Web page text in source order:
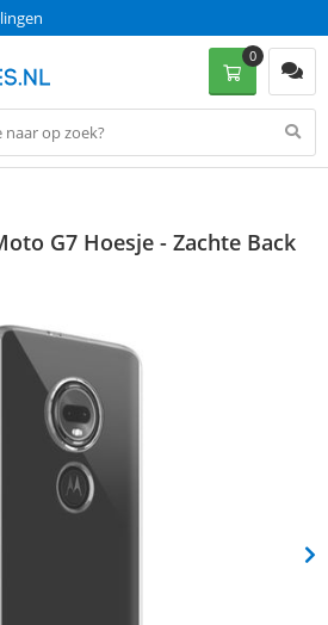
0
G7 Hoesje - Zachte Back